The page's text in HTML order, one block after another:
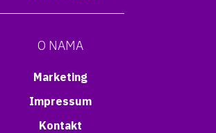
O NAMA
Marketing
Impressum
Kontakt